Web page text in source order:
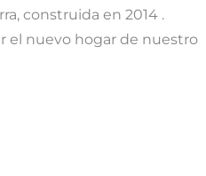
construida en 2014 .
el nuevo hogar de nuestro